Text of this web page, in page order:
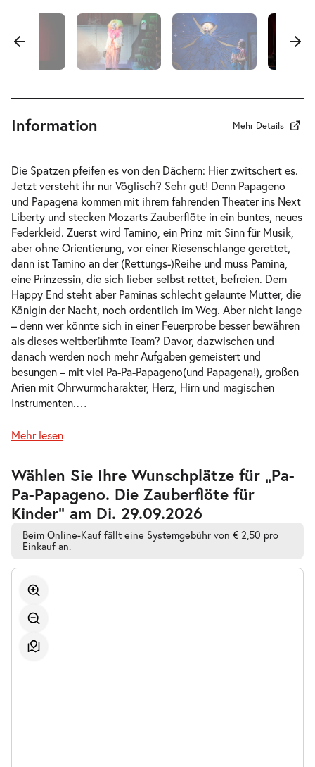
Pa-Pa-Papageno. Die Zauberflöte für
Do.
Pa-Pa-Papageno. Die Zauberflöte für
Kinder-
Sa.
24.10.2026
Sa. 24.10.2026
15:00–16:00 Uhr
Tickets
Pa-Pa-Papageno. Die Zauberflöte für
Kinder-
Sa. 24.10.2026
Information Mehr Details
Die Spatzen pfeifen es von den Dächern: Hier zwitschert es.
Jetzt versteht ihr nur Vöglisch? Sehr gut! Denn Papageno
und Papagena kommen mit ihrem fahrenden Theater ins Next
Liberty und stecken Mozarts Zauberflöte in ein buntes, neues
Federkleid. Zuerst wird Tamino, ein Prinz mit Sinn für Musik,
aber ohne Orientierung, vor einer Riesenschlange gerettet,
dann ist Tamino an der (Rettungs-)Reihe und muss Pamina,
eine Prinzessin, die sich lieber selbst rettet, befreien. Dem
Happy End steht aber Paminas schlecht gelaunte Mutter, die
Königin der Nacht, noch ordentlich im Weg. Aber nicht lange
– denn wer könnte sich in einer Feuerprobe besser bewähren
als dieses weltberühmte Team? Davor, dazwischen und
danach werden noch mehr Aufgaben gemeistert und
besungen – mit viel Pa-Pa-Papageno(und Papagena!), großen
Arien mit Ohrwurmcharakter, Herz, Hirn und magischen
Instrumenten.…
Mehr lesen
Wählen Sie Ihre Wunschplätze für „Pa-
Pa-Papageno. Die Zauberflöte für
Kinder” am Di. 29.09.2026
Beim Online-Kauf fällt eine Systemgebühr von € 2,50 pro
Einkauf an.
Zur
barrierefreien
automatischen
Bestplatzwahl